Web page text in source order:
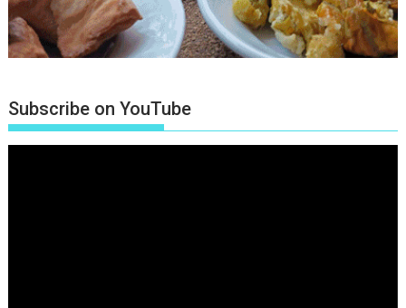
Subscribe on YouTube